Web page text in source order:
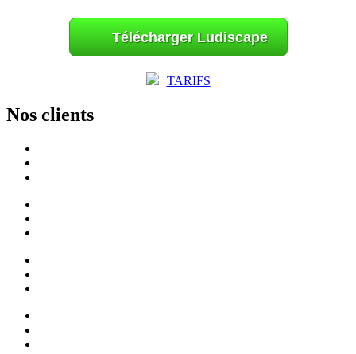
Télécharger Ludiscape
TARIFS
Nos clients